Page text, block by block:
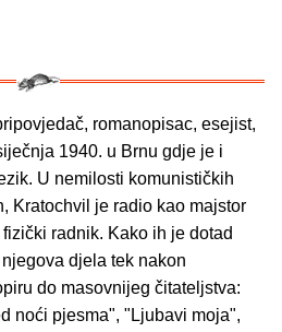
romanopisac, esejist,
1940. u Brnu gdje je i
U nemilosti komunističkih
Kratochvil je radio kao majstor
radnik. Kako ih je dotad
djela tek nakon
do masovnijeg čitateljstva:
noći pjesma", "Ljubavi moja",